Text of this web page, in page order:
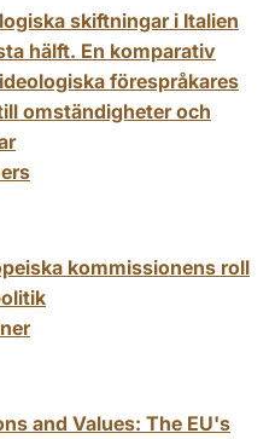
skiftningar i Italien
hälft. En komparativ
förespråkares
omständigheter och
kommissionens roll
and Values: The EU's